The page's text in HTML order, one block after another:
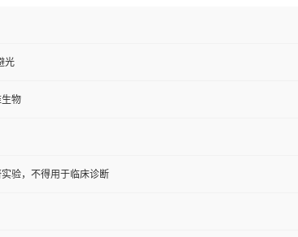
光
物
验，不得用于临床诊断